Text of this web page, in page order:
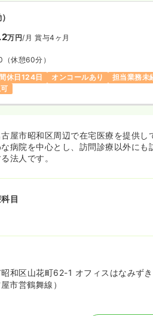
万円/月 賞与4ヶ月
（休憩60分）
休日124日 オンコールあり
担当業務未
古屋市昭和区周辺で在宅医療を提供
病院を中心とし、訪問診療以外に
法人です。
目
和区山花町62-1 オフィスはなみずき
市営鶴舞線）